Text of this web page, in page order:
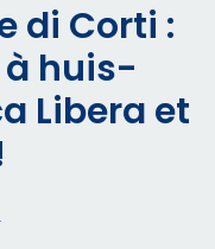
di Corti :
à huis-
Libera et